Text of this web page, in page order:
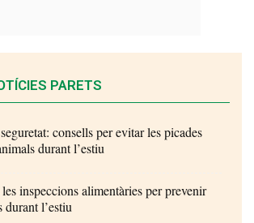
PARETS
consells per evitar les picades
durant l’estiu
inspeccions alimentàries per prevenir
l’estiu